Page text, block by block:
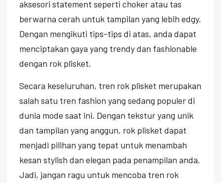
aksesori statement seperti choker atau tas
berwarna cerah untuk tampilan yang lebih edgy.
Dengan mengikuti tips-tips di atas, anda dapat
menciptakan gaya yang trendy dan fashionable
dengan rok plisket.
Secara keseluruhan, tren rok plisket merupakan
salah satu tren fashion yang sedang populer di
dunia mode saat ini. Dengan tekstur yang unik
dan tampilan yang anggun, rok plisket dapat
menjadi pilihan yang tepat untuk menambah
kesan stylish dan elegan pada penampilan anda.
Jadi, jangan ragu untuk mencoba tren rok